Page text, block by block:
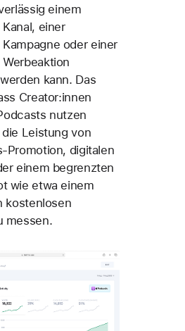
einem
einer
oder einer
kann. Das
Creator:innen
nutzen
Leistung von
Promotion, digitalen
einem begrenzten
wie etwa einem
kostenlosen
messen.